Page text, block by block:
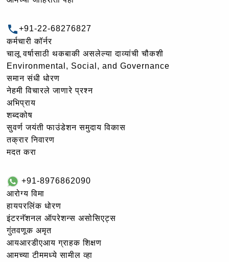
+91-22-68276827
कर्मचारी कॉर्नर
चालू वर्षासाठी थकबाकी असलेल्या दाव्यांची चौकशी
Environmental, Social, and Governance
समान संधी धोरण
नेहमी विचारले जाणारे प्रश्न
अभिप्राय
शब्दकोष
सुवर्ण जयंती फाउंडेशन समुदाय विकास
तक्रार निवारण
मदत करा
+91-8976862090
आरोग्य विमा
हायपरलिंक धोरण
इंटरनॅशनल ऑपरेशन्स असोसिएट्स
गुंतवणूक अमृत
आयआरडीएआय ग्राहक शिक्षण
आमच्या टीममध्ये सामील व्हा